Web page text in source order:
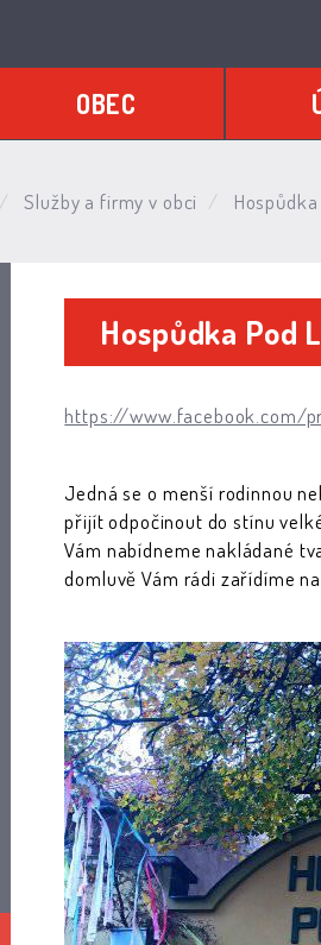
OBEC
Služby a firmy v obci
Hospůdka Pod
https://www.facebook.com/
Jedná se o menší rodinnou
přijít odpočinout do stínu
Vám nabídneme nakládané
domluvě Vám rádi zařídíme